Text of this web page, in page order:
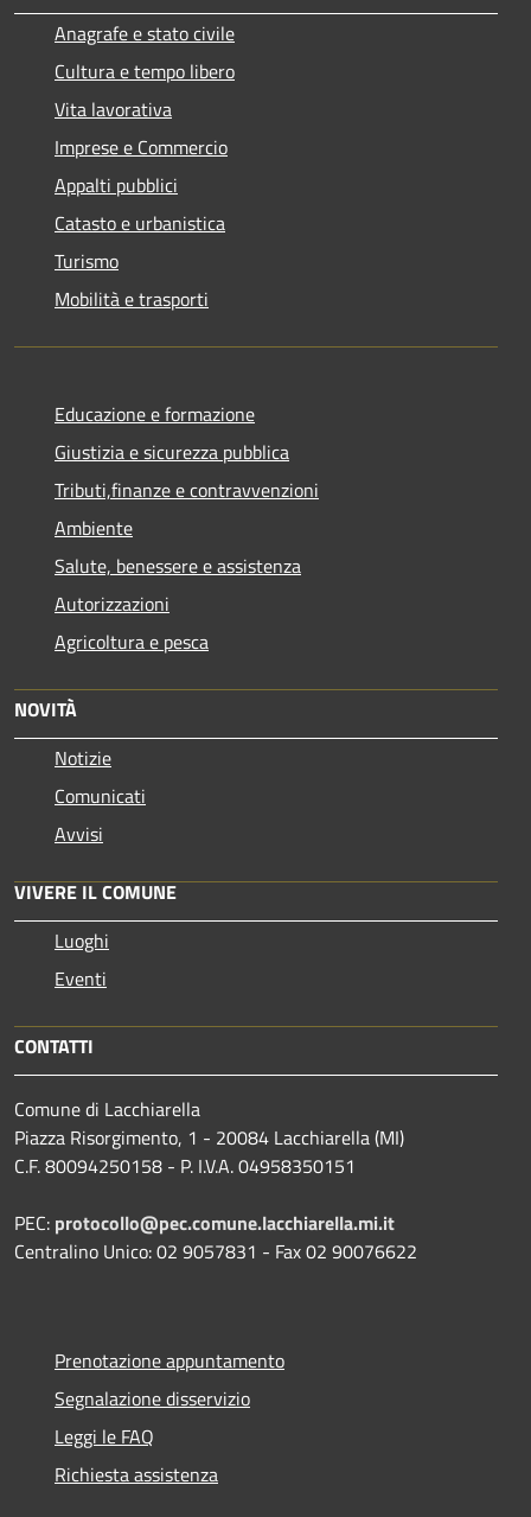
Anagrafe e stato civile
Cultura e tempo libero
Vita lavorativa
Imprese e Commercio
Appalti pubblici
Catasto e urbanistica
Turismo
Mobilità e trasporti
Educazione e formazione
Giustizia e sicurezza pubblica
Tributi,finanze e contravvenzioni
Ambiente
Salute, benessere e assistenza
Autorizzazioni
Agricoltura e pesca
NOVITÀ
Notizie
Comunicati
Avvisi
VIVERE IL COMUNE
Luoghi
Eventi
CONTATTI
Comune di Lacchiarella
Piazza Risorgimento, 1 - 20084 Lacchiarella (MI)
C.F. 80094250158 - P. I.V.A. 04958350151
PEC: protocollo@pec.comune.lacchiarella.mi.it
Centralino Unico: 02 9057831 - Fax 02 90076622
Prenotazione appuntamento
Segnalazione disservizio
Leggi le FAQ
Richiesta assistenza